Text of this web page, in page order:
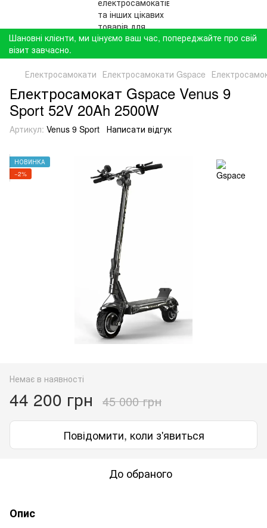
Шановні клієнти, ми цінуємо ваш час, попереджайте про свій
візит завчасно.
Електросамокати Електросамокати Gspace
Електросамокат Gspace Venus 9
Sport 52V 20Ah 2500W
Артикул: Venus 9 Sport Написати відгук
НОВИНКА
−2%
Немає в наявності
44 200 грн 45 000 грн
Повідомити, коли з'явиться
До обраного
Опис